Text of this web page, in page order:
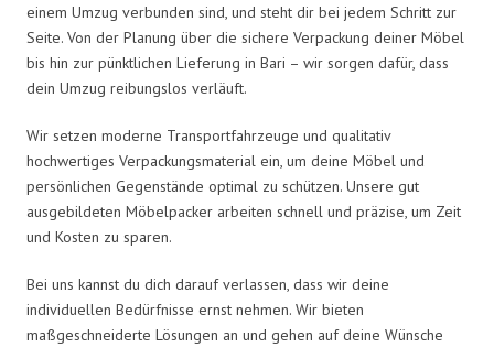
einem Umzug verbunden sind, und steht dir bei jedem Schritt zur
Seite. Von der Planung über die sichere Verpackung deiner Möbel
bis hin zur pünktlichen Lieferung in Bari – wir sorgen dafür, dass
dein Umzug reibungslos verläuft.
Wir setzen moderne Transportfahrzeuge und qualitativ
hochwertiges Verpackungsmaterial ein, um deine Möbel und
persönlichen Gegenstände optimal zu schützen. Unsere gut
ausgebildeten Möbelpacker arbeiten schnell und präzise, um Zeit
und Kosten zu sparen.
Bei uns kannst du dich darauf verlassen, dass wir deine
individuellen Bedürfnisse ernst nehmen. Wir bieten
maßgeschneiderte Lösungen an und gehen auf deine Wünsche